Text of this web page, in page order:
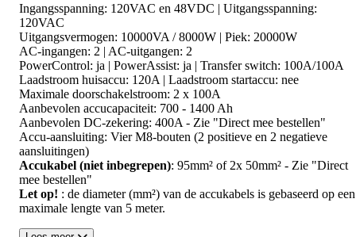
Ingangsspanning: 120VAC en 48VDC | Uitgangsspanning:
120VAC
Uitgangsvermogen: 10000VA / 8000W | Piek: 20000W
AC-ingangen: 2 | AC-uitgangen: 2
PowerControl: ja | PowerAssist: ja | Transfer switch: 100A/100A
Laadstroom huisaccu: 120A | Laadstroom startaccu: nee
Maximale doorschakelstroom: 2 x 100A
Aanbevolen accucapaciteit: 700 - 1400 Ah
Aanbevolen DC-zekering: 400A - Zie "Direct mee bestellen"
Accu-aansluiting: Vier M8-bouten (2 positieve en 2 negatieve
aansluitingen)
Accukabel (niet inbegrepen): 95mm² of 2x 50mm² - Zie "Direct
mee bestellen"
Let op! : de diameter (mm²) van de accukabels is gebaseerd op een
maximale lengte van 5 meter.